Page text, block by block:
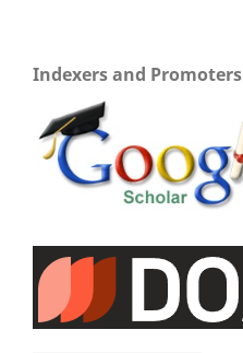
Indexers and Promoters